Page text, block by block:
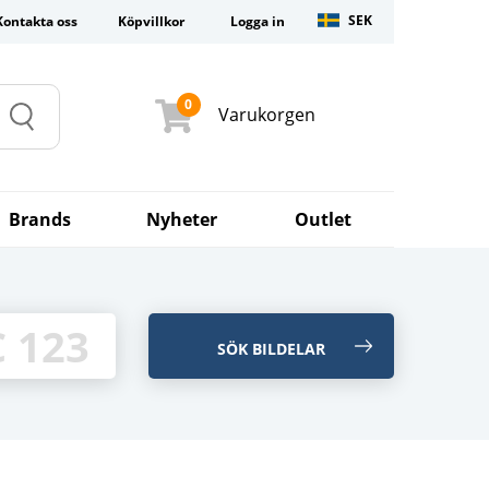
oss Köpvillkor Logga in SEK
Search
0 Varukorgen
Brands Nyheter Outlet